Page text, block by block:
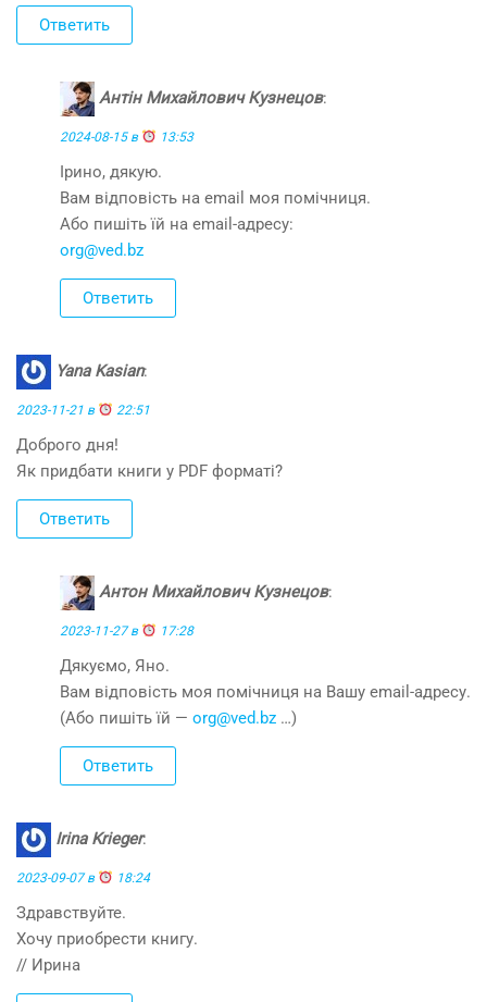
Ответить
Антін Михайлович Кузнецов:
2024-08-15 в 13:53
Ірино, дякую.
Вам відповість на email моя помічниця.
Або пишіть їй на email-адресу:
org@ved.bz
Ответить
Yana Kasian:
2023-11-21 в 22:51
Доброго дня!
Як придбати книги у PDF форматі?
Ответить
Антон Михайлович Кузнецов:
2023-11-27 в 17:28
Дякуємо, Яно.
Вам відповість моя помічниця на Вашу email-адресу.
(Або пишіть їй — org@ved.bz …)
Ответить
Irina Krieger:
2023-09-07 в 18:24
Здравствуйте.
Хочу приобрести книгу.
// Ирина